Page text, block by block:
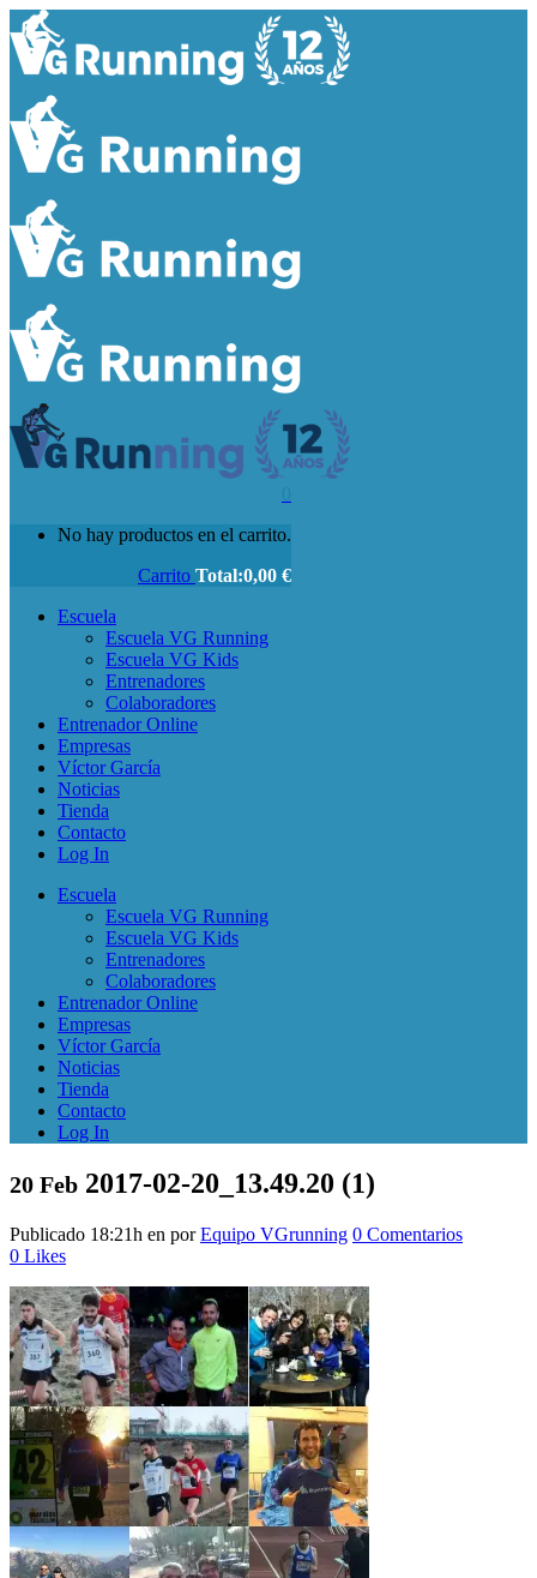
No hay productos en el carrito.
Carrito Total:0,00 €
Escuela
Escuela VG Running
Escuela VG Kids
Entrenadores
Colaboradores
Entrenador Online
Empresas
Víctor García
Noticias
Tienda
Contacto
Log In
Escuela
Escuela VG Running
Escuela VG Kids
Entrenadores
Colaboradores
Entrenador Online
Empresas
Víctor García
Noticias
Tienda
Contacto
Log In
20 Feb 2017-02-20_13.49.20 (1)
Publicado 18:21h en porEquipo VGrunning 0 Comentarios
0 Likes